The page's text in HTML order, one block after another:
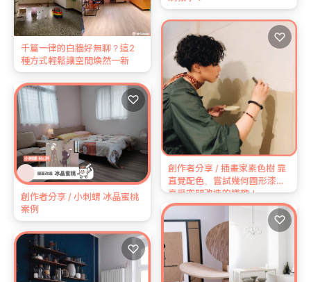
千篇一律的白牆好無聊？這2
種方式輕鬆讓空間煥然一新
創作者分享 / 插畫家素色樹 靠
直覺配色、嘗試幾何圖形漆法
享受空間改造的樂趣！
♡
創作者分享 / 小刺蝟 冰晶蜜桃
案例
♡
♡
♡